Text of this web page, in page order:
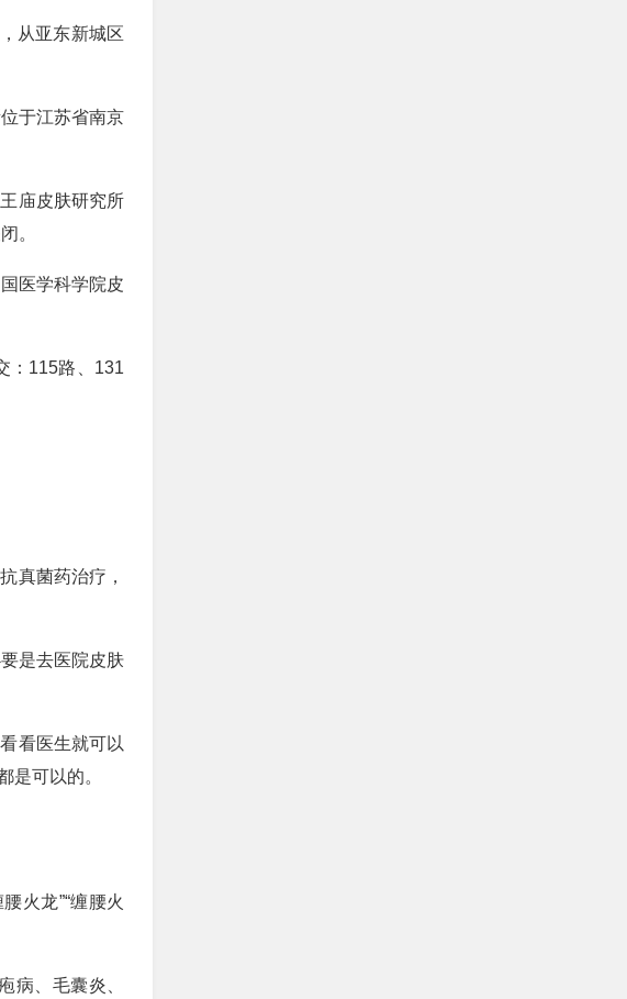
从亚东新城区
于江苏省南京
庙皮肤研究所
。
医学科学院皮
：115路、131
真菌药治疗，
是去医院皮肤
看医生就可以
是可以的。
火龙”“缠腰火
病、毛囊炎、